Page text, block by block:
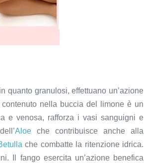
quanto granulosi, effettuano un’azione
nella buccia del limone è un
e venosa, rafforza i vasi sanguigni e
Aloe che contribuisce anche alla
che combatte la ritenzione idrica.
Il fango esercita un’azione benefica